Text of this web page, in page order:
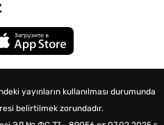
yayınların kullanılması durumunda
belirtilmek zorundadır.